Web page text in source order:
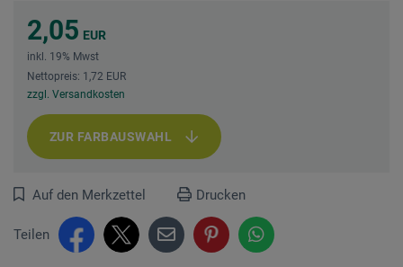
2,05 EUR
inkl. 19% Mwst
Nettopreis: 1,72 EUR
zzgl. Versandkosten
ZUR FARBAUSWAHL
Auf den Merkzettel Drucken
Teilen